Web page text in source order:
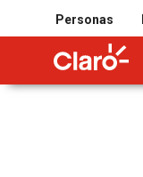
Personas